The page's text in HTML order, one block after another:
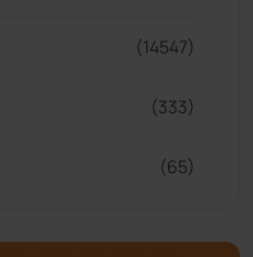
(14547)
(333)
(65)